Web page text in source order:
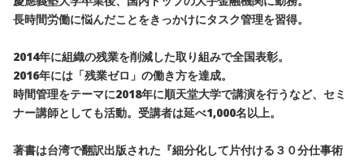
長時間労働に悩んだことをきっかけにタスク管理を習得。
2014年に組織の残業を削減した取り組みで全国表彰。
2016年には「残業ゼロ」の働き方を達成。
時間管理をテーマに2018年に順天堂大学で講演を行うなど、セミ
ナー講師としても活動。受講者は延べ1,000名以上。
著書は台湾で翻訳出版された『細分化して片付ける３０分仕事術